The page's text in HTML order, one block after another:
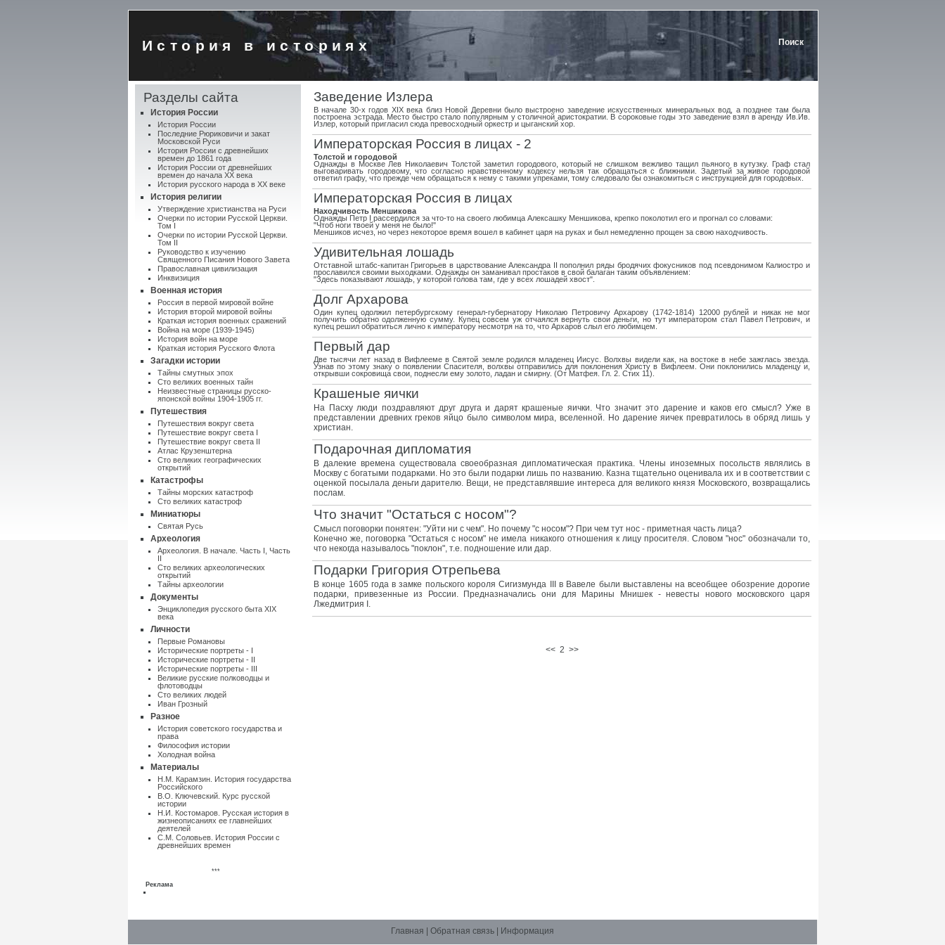
История в историях Поиск
Разделы сайта
История России
История России
Последние Рюриковичи и закат
Московской Руси
История России с древнейших
времен до 1861 года
История России от древнейших
времен до начала XX века
История русского народа в XX веке
История религии
Утверждение христианства на Руси
Очерки по истории Русской Церкви.
Том I
Очерки по истории Русской Церкви.
Том II
Руководство к изучению
Священного Писания Нового Завета
Православная цивилизация
Инквизиция
Военная история
Россия в первой мировой войне
История второй мировой войны
Краткая история военных сражений
Война на море (1939-1945)
История войн на море
Краткая история Русского Флота
Загадки истории
Тайны смутных эпох
Сто великих военных тайн
Неизвестные страницы русско-
японской войны 1904-1905 гг.
Путешествия
Путешествия вокруг света
Путешествие вокруг света I
Путешествие вокруг света II
Атлас Крузенштерна
Cто великих географических
открытий
Катастрофы
Тайны морских катастроф
Сто великих катастроф
Миниатюры
Святая Русь
Археология
Археология. В начале. Часть I Часть
II
Сто великих археологических
открытий
Тайны археологии
Документы
Энциклопедия русского быта XIX
века
Личности
Первые Романовы
Исторические портреты - I
Исторические портреты - II
Исторические портреты - III
Великие русские полководцы и
флотоводцы
Сто великих людей
Иван Грозный
Разное
Истоpия советского государства и
пpава
Философия истории
Холодная война
Материалы
Н.М. Карамзин. История государства
Российского
В.О. Ключевский. Курс русской
истории
Н.И. Костомаров. Русская история в
жизнеописаниях ее главнейших
деятелей
С.М. Соловьев. История России с
древнейших времен
***
Реклама
Заведение Излера
В начале 30-х годов XIX века близ Новой Деревни было выстроено заведение искусственных минеральных вод, а позднее там была
построена эстрада. Место быстро стало популярным у столичной аристократии. В сороковые годы это заведение взял в аренду Ив.Ив.
Излер, который пригласил сюда превосходный оркестр и цыганский хор.
Императорская Россия в лицах - 2
Толстой и городовой
Однажды в Москве Лев Николаевич Толстой заметил городового, который не слишком вежливо тащил пьяного в кутузку. Граф стал
выговаривать городовому, что согласно нравственному кодексу нельзя так обращаться с ближними. Задетый за живое городовой
ответил графу, что прежде чем обращаться к нему с такими упреками, тому следовало бы ознакомиться с инструкцией для городовых.
Императорская Россия в лицах
Находчивость Меншикова
Однажды Петр I рассердился за что-то на своего любимца Алексашку Меншикова, крепко поколотил его и прогнал со словами:
"Чтоб ноги твоей у меня не было!"
Меншиков исчез, но через некоторое время вошел в кабинет царя на руках и был немедленно прощен за свою находчивость.
Удивительная лошадь
Отставной штабс-капитан Григорьев в царствование Александра II пополнил ряды бродячих фокусников под псевдонимом Калиостро и
прославился своими выходками. Однажды он заманивал простаков в свой балаган таким объявлением:
"Здесь показывают лошадь, у которой голова там, где у всех лошадей хвост".
Долг Архарова
Один купец одолжил петербургскому генерал-губернатору Николаю Петровичу Архарову (1742-1814) 12000 рублей и никак не мог
получить обратно одолженную сумму. Купец совсем уж отчаялся вернуть свои деньги, но тут императором стал Павел Петрович, и
купец решил обратиться лично к императору несмотря на то, что Архаров слыл его любимцем.
Первый дар
Две тысячи лет назад в Вифлееме в Святой земле родился младенец Иисус. Волхвы видели как, на востоке в небе зажглась звезда.
Узнав по этому знаку о появлении Спасителя, волхвы отправились для поклонения Христу в Вифлеем. Они поклонились младенцу и,
открывши сокровища свои, поднесли ему золото, ладан и смирну. (От Матфея. Гл. 2. Стих 11).
Крашеные яички
На Пасху люди поздравляют друг друга и дарят крашеные яички. Что значит это дарение и каков его смысл? Уже в
представлении древних греков яйцо было символом мира, вселенной. Но дарение яичек превратилось в обряд лишь у
христиан.
Подарочная дипломатия
В далекие времена существовала своеобразная дипломатическая практика. Члены иноземных посольств являлись в
Москву с богатыми подарками. Но это были подарки лишь по названию. Казна тщательно оценивала их и в соответствии с
оценкой посылала деньги дарителю. Вещи, не представлявшие интереса для великого князя Московского, возвращались
послам.
Что значит "Остаться с носом"?
Смысл поговорки понятен: "Уйти ни с чем". Но почему "с носом"? При чем тут нос - приметная часть лица?
Конечно же, поговорка "Остаться с носом" не имела никакого отношения к лицу просителя. Словом "нос" обозначали то,
что некогда называлось "поклон", т.е. подношение или дар.
Подарки Григория Отрепьева
В конце 1605 года в замке польского короля Сигизмунда III в Вавеле были выставлены на всеобщее обозрение дорогие
подарки, привезенные из России. Предназначались они для Марины Мнишек - невесты нового московского царя
Лжедмитрия I.
<< 2 >>
Главная Обратная связь Информация